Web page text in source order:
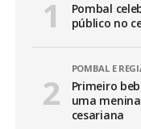
Pombal
público no
POMBAL E
Primeiro
uma
cesariana